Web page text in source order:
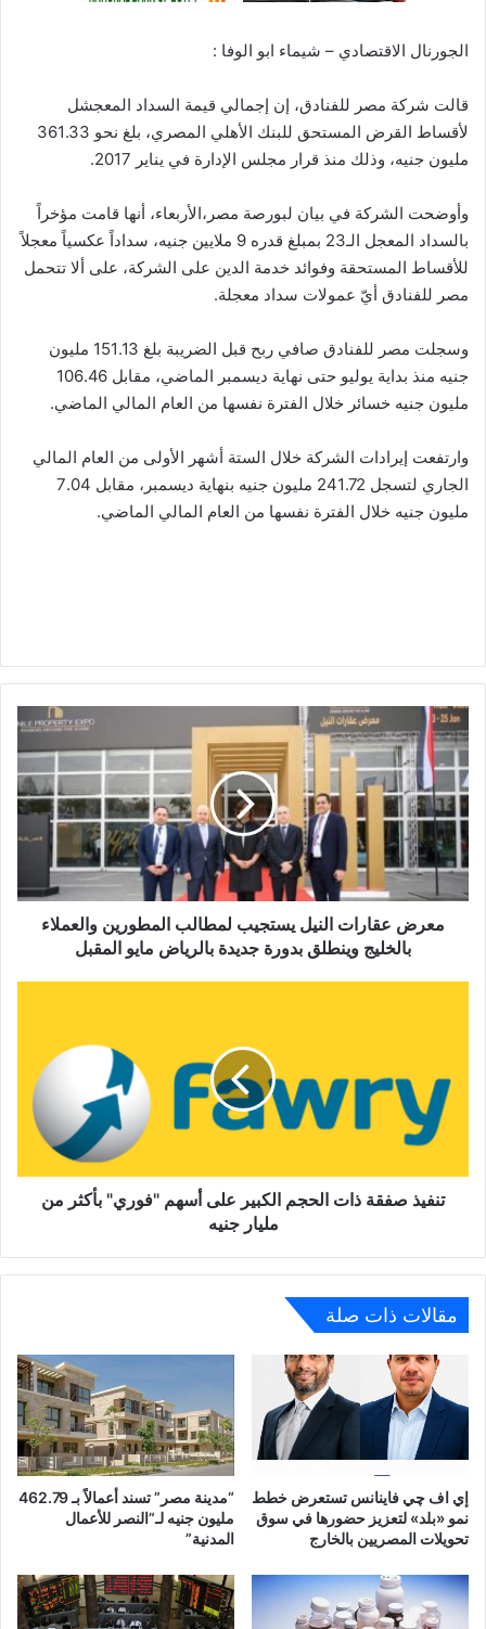
الجورنال الاقتصادي – شيماء ابو الوفا :
قالت شركة مصر للفنادق، إن إجمالي قيمة السداد المعجشل
لأقساط القرض المستحق للبنك الأهلي المصري، بلغ نحو 361.33
مليون جنيه، وذلك منذ قرار مجلس الإدارة في يناير 2017.
وأوضحت الشركة في بيان لبورصة مصر،الأربعاء، أنها قامت مؤخراً
بالسداد المعجل الـ23 بمبلغ قدره 9 ملايين جنيه، سداداً عكسياً معجلاً
للأقساط المستحقة وفوائد خدمة الدين على الشركة، على ألا تتحمل
مصر للفنادق أيّ عمولات سداد معجلة.
وسجلت مصر للفنادق صافي ربح قبل الضريبة بلغ 151.13 مليون
جنيه منذ بداية يوليو حتى نهاية ديسمبر الماضي، مقابل 106.46
مليون جنيه خسائر خلال الفترة نفسها من العام المالي الماضي.
وارتفعت إيرادات الشركة خلال الستة أشهر الأولى من العام المالي
الجاري لتسجل 241.72 مليون جنيه بنهاية ديسمبر، مقابل 7.04
مليون جنيه خلال الفترة نفسها من العام المالي الماضي.
معرض
عقارات
النيل
يستجيب
لمطالب
المطورين
والعملاء
بالخليج
وينطلق
بدورةمعرض عقارات النيل يستجيب لمطالب المطورين والعملاء
بالخليج وينطلق بدورة جديدة بالرياض مايو المقبل
الكبير
على
أسهم
بأكثر
تنفيذ صفقة ذات الحجم الكبير على أسهم "فوري" بأكثر من
مليار جنيه
مقالات ذات صلة
إي اف چي فاينانس تستعرض خطط
نمو «بلد» لتعزيز حضورها في سوق
تحويلات المصريين بالخارج
“مدينة مصر” تسند أعمالاً بـ 462.79
مليون جنيه لـ”النصر للأعمال
المدنية”